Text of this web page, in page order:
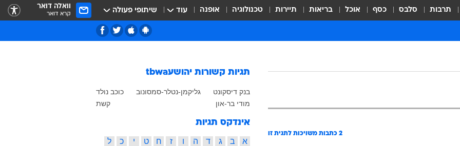
תרבות סלבס כסף אוכל בריאות תיירות טכנולוגיה אופנה עוד שיתופי פעולה וואלה דואר
קרא דואר
2 כתבות משויכות לתגית זו
תגיות קשורות יהושעtbwa
בנק דיסקונט גליקמן-נטלר-סמסונוב
כוכב נולד
מודי בר-און
קשת
אינדקס תגיות
א ב ג ד ה ו ז ח ט י כ
ל